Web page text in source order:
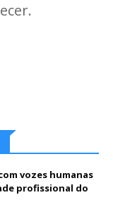
vozes humanas
profissional do